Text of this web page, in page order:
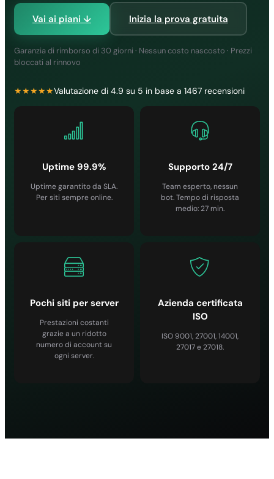
Vai ai piani ↓ Inizia la prova gratuita
Garanzia di rimborso di 30 giorni · Nessun costo nascosto · Prezzi
bloccati al rinnovo
★★★★★Valutazione di 4.9 su 5 in base a 1467 recensioni
Uptime 99.9%
Uptime garantito da SLA.
Per siti sempre online.
Supporto 24/7
Team esperto, nessun
bot. Tempo di risposta
medio: 27 min.
Pochi siti per server
Prestazioni costanti
grazie a un ridotto
numero di account su
ogni server.
Azienda certificata
ISO
ISO 9001, 27001, 14001,
27017 e 27018.